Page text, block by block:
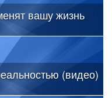
вашу жизнь
(видео)